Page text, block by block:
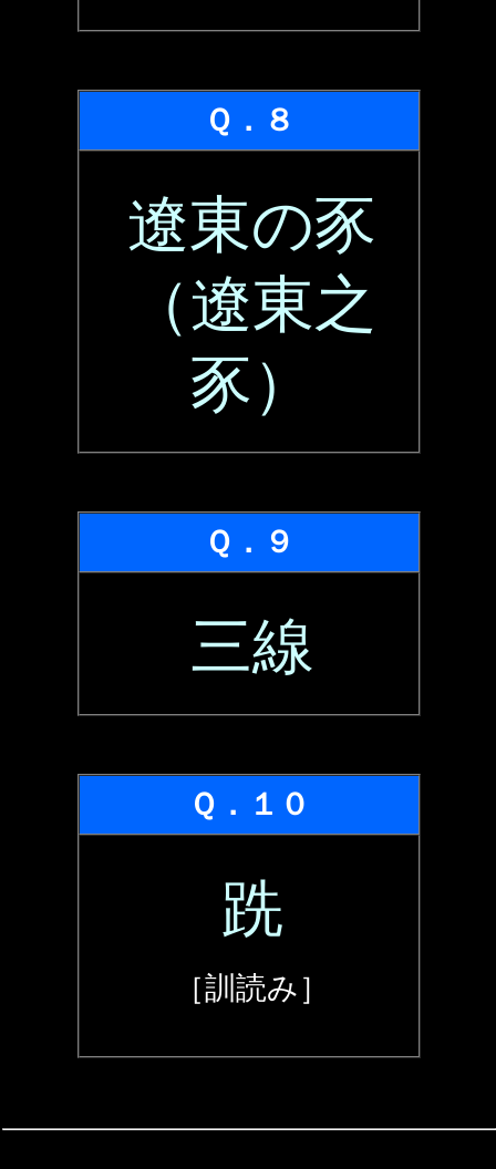
Ｑ．８
遼東の豕
（遼東之
豕）
Ｑ．９
三線
Ｑ．１０
跣
［訓読み］